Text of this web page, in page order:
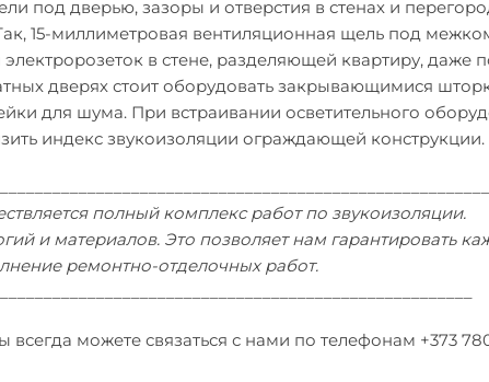
дверью, зазоры и отверстия в стенах и
15-миллиметровая вентиляционная щель под
в стене, разделяющей квартиру, даже
дверях стоит оборудовать закрывающимися
для шума. При встраивании осветительного
индекс звукоизоляции ограждающей конструкции.
полный комплекс работ по звукоизоляции.
и материалов. Это позволяет нам гарантировать
ремонтно-отделочных работ.
можете связаться с нами по телефонам +373